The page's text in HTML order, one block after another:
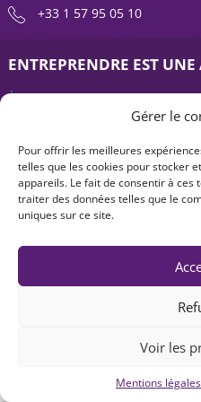
Gérer le
Pour offrir les meilleures
telles que les cookies pour stocker
appareils. Le fait de consentir à ces
traiter des données telles que le
uniques sur ce site.
Voir les
Mentions légales
+33 1 57 95 05 10
ENTREPRENDRE EST
À propos
Contact